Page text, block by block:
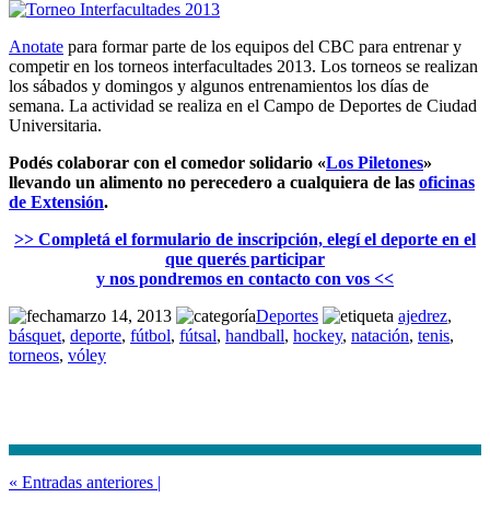
Anotate para formar parte de los equipos del CBC para entrenar y
competir en los torneos interfacultades 2013. Los torneos se realizan
los sábados y domingos y algunos entrenamientos los días de
semana. La actividad se realiza en el Campo de Deportes de Ciudad
Universitaria.
Podés colaborar con el comedor solidario «Los Piletones»
llevando un alimento no perecedero a cualquiera de las oficinas
de Extensión.
>> Completá el formulario de inscripción, elegí el deporte en el
que querés participar
y nos pondremos en contacto con vos <<
marzo 14, 2013
Deportes ajedrez,
básquet, deporte, fútbol, fútsal, handball, hockey, natación, tenis,
torneos, vóley
« Entradas anteriores |